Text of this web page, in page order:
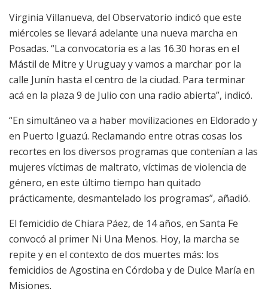
Virginia Villanueva, del Observatorio indicó que este
miércoles se llevará adelante una nueva marcha en
Posadas. “La convocatoria es a las 16.30 horas en el
Mástil de Mitre y Uruguay y vamos a marchar por la
calle Junín hasta el centro de la ciudad. Para terminar
acá en la plaza 9 de Julio con una radio abierta”, indicó.
“En simultáneo va a haber movilizaciones en Eldorado y
en Puerto Iguazú. Reclamando entre otras cosas los
recortes en los diversos programas que contenían a las
mujeres víctimas de maltrato, víctimas de violencia de
género, en este último tiempo han quitado
prácticamente, desmantelado los programas”, añadió.
El femicidio de Chiara Páez, de 14 años, en Santa Fe
convocó al primer Ni Una Menos. Hoy, la marcha se
repite y en el contexto de dos muertes más: los
femicidios de Agostina en Córdoba y de Dulce María en
Misiones.